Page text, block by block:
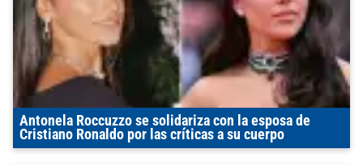
Antonela Roccuzzo se solidariza con la esposa de
Cristiano Ronaldo por las críticas a su cuerpo